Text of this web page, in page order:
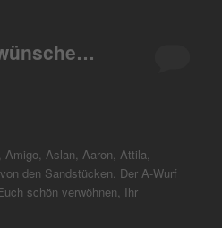
Aslan, Aaron, Attila,
den Sandstücken. Der A-Wurf
schön verwöhnen, Ihr